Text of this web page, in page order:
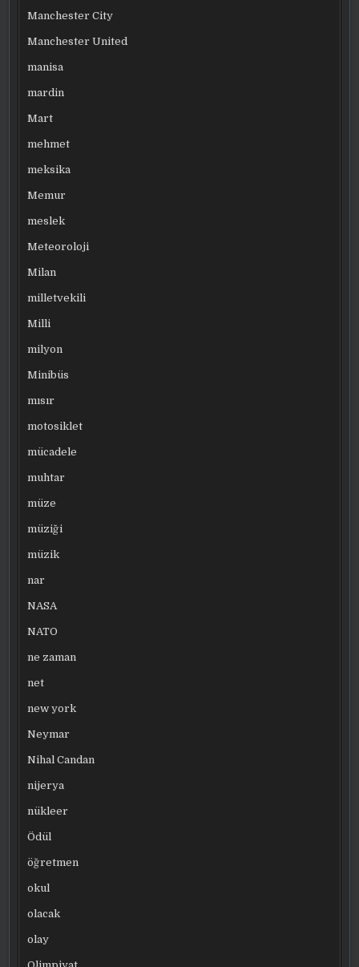
Manchester City
Manchester United
manisa
mardin
Mart
mehmet
meksika
Memur
meslek
Meteoroloji
Milan
milletvekili
Milli
milyon
Minibüs
mısır
motosiklet
mücadele
muhtar
müze
müziği
müzik
nar
NASA
NATO
ne zaman
net
new york
Neymar
Nihal Candan
nijerya
nükleer
Ödül
öğretmen
okul
olacak
olay